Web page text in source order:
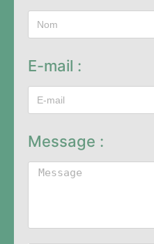
E-mail :
Message :